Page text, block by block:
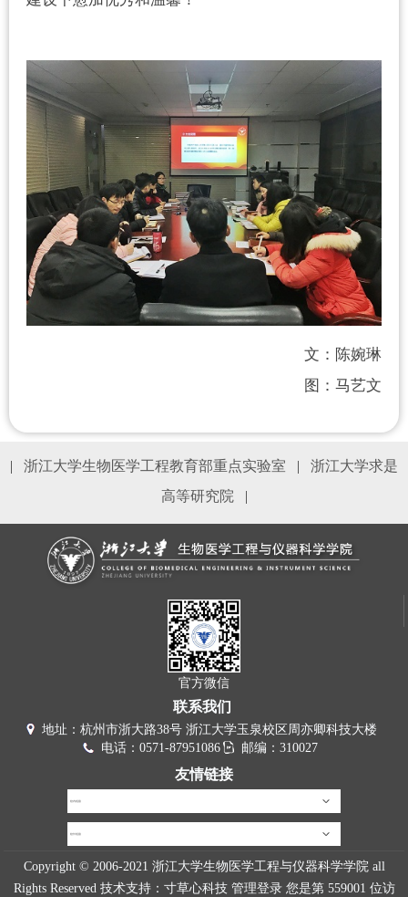
文：陈婉琳
图：马艺文
| 浙江大学生物医学工程教育部重点实验室 |
浙江大学求是
高等研究院
|
官方微信
联系我们
地址：杭州市浙大路38号 浙江大学玉泉校区周亦卿科技大楼
电话：0571-87951086
邮编：310027
友情链接
校内链接
校外链接
Copyright © 2006-2021 浙江大学生物医学工程与仪器科学学院 all
Rights Reserved 技术支持： 寸草心科技 管理登录您是第 559001 位访